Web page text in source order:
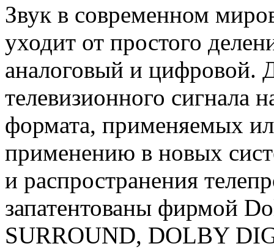
Звук в современном
уходит от простого
аналоговый и цифровой.
телевизионного сигнала
формата, применяемых
применению в новых
и распространения
запатентованы фирмой
SURROUND, DOLBY